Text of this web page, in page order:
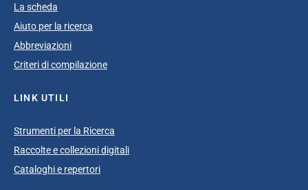
La scheda
Aiuto per la ricerca
Abbreviazioni
Criteri di compilazione
LINK UTILI
Strumenti per la Ricerca
Raccolte e collezioni digitali
Cataloghi e repertori